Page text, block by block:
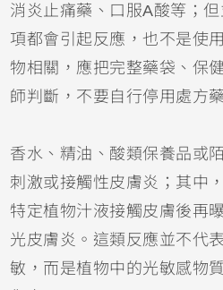
消炎止痛藥、口服A酸等；
項都會引起反應，也不是使
物相關，應把完整藥袋、保
師判斷，不要自行停用處方
香水、精油、酸類保養品或
刺激或接觸性皮膚炎；其中
特定植物汁液接觸皮膚後再
光皮膚炎。這類反應並不代
敏，而是植物中的光敏感物